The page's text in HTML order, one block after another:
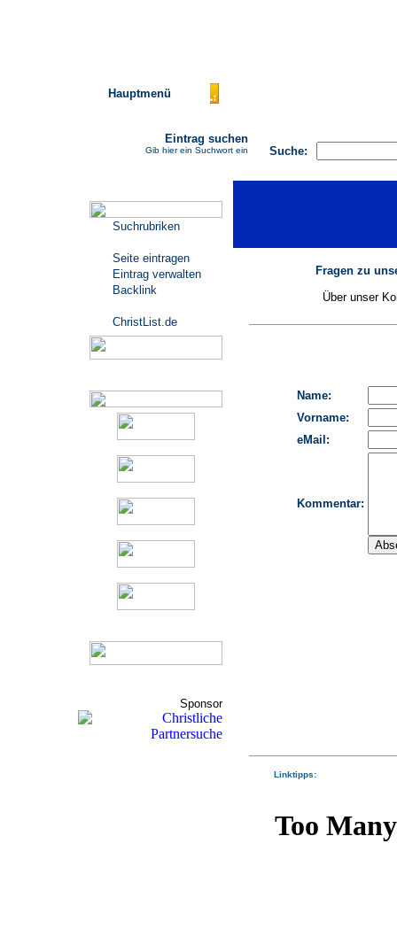
Hauptmenü
Suche:
Eintrag suchen
Gib hier ein Suchwort ein
Suchrubriken
Seite eintragen
Eintrag verwalten
Backlink
ChristList.de
Sponsor
Fragen zu
Über unser
Linktipps: